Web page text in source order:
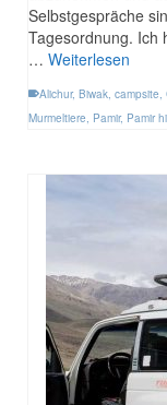
Selbstgespräche
Tagesordnung. Ich
… Weiterlesen
Alichur, Biwak, campsite,
Murmeltiere, Pamir, Pamir